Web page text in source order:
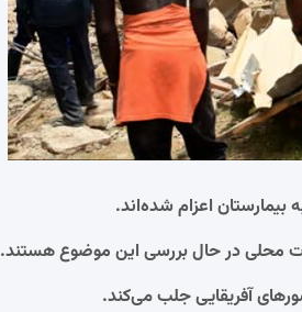
محلی در حال بررسی این موضوع هستند.
آفریقایی جلب می‌کند.